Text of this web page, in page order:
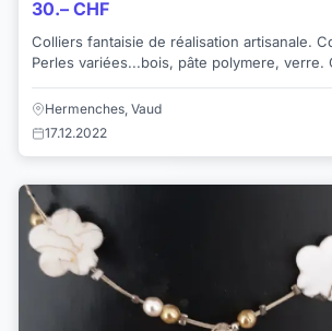
30.– CHF
Colliers fantaisie de réalisation artisanale.
Perles variées...bois, pâte polymere, verre.
métallique.
Hermenches, Vaud
17.12.2022